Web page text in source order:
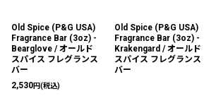
Old Spice (P&G USA)
Fragrance Bar (3oz) -
Bearglove / オールド
スパイス フレグランス
バー
2,530円(税込)
Old Spice (P&G USA)
Fragrance Bar (3oz) -
Krakengard / オールド
スパイス フレグランス
バー